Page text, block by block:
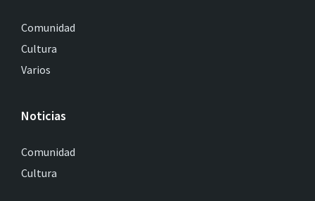
Comunidad
Cultura
Varios
Noticias
Comunidad
Cultura